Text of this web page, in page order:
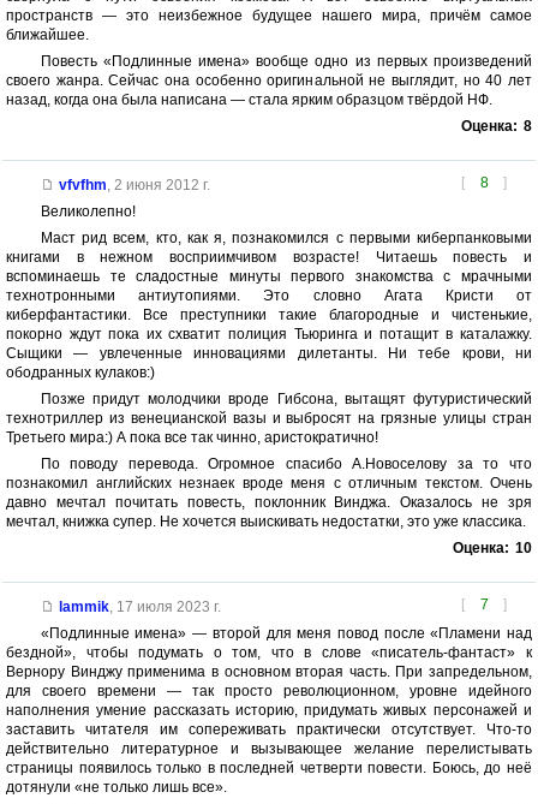
пространств — это неизбежное будущее нашего мира, причём самое
ближайшее.
Повесть «Подлинные имена» вообще одно из первых произведений
своего жанра. Сейчас она особенно оригинальной не выглядит, но 40 лет
назад, когда она была написана — стала ярким образцом твёрдой НФ.
Оценка: 8
[ 8 ]
vfvfhm, 2 июня 2012 г.
Великолепно!
Маст рид всем, кто, как я, познакомился с первыми киберпанковыми
книгами в нежном восприимчивом возрасте! Читаешь повесть и
вспоминаешь те сладостные минуты первого знакомства с мрачными
технотронными антиутопиями. Это словно Агата Кристи от
киберфантастики. Все преступники такие благородные и чистенькие,
покорно ждут пока их схватит полиция Тьюринга и потащит в каталажку.
Сыщики — увлеченные инновациями дилетанты. Ни тебе крови, ни
ободранных кулаков:)
Позже придут молодчики вроде Гибсона, вытащят футуристический
технотриллер из венецианской вазы и выбросят на грязные улицы стран
Третьего мира:) А пока все так чинно, аристократично!
По поводу перевода. Огромное спасибо А.Новоселову за то что
познакомил английских незнаек вроде меня с отличным текстом. Очень
давно мечтал почитать повесть, поклонник Винджа. Оказалось не зря
мечтал, книжка супер. Не хочется выискивать недостатки, это уже классика.
Оценка: 10
[ 7 ]
lammik, 17 июля 2023 г.
«Подлинные имена» — второй для меня повод после «Пламени над
бездной», чтобы подумать о том, что в слове «писатель-фантаст» к
Вернору Винджу применима в основном вторая часть. При запредельном,
для своего времени — так просто революционном, уровне идейного
наполнения умение рассказать историю, придумать живых персонажей и
заставить читателя им сопереживать практически отсутствует. Что-то
действительно литературное и вызывающее желание перелистывать
страницы появилось только в последней четверти повести. Боюсь, до неё
дотянули «не только лишь все».